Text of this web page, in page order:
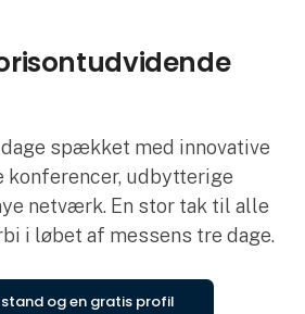
spækket med innovative
udbytterige
netværk. En stor tak til alle
i løbet af messens tre dage.
og en gratis profil